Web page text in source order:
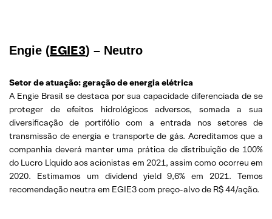
Engie (EGIE3) – Neutro
Setor de atuação: geração de energia elétrica
A Engie Brasil se destaca por sua capacidade diferenciada de se
proteger de efeitos hidrológicos adversos, somada a sua
diversificação de portifólio com a entrada nos setores de
transmissão de energia e transporte de gás. Acreditamos que a
companhia deverá manter uma prática de distribuição de 100%
do Lucro Líquido aos acionistas em 2021, assim como ocorreu em
2020. Estimamos um dividend yield 9,6% em 2021. Temos
recomendação neutra em EGIE3 com preço-alvo de R$ 44/ação.